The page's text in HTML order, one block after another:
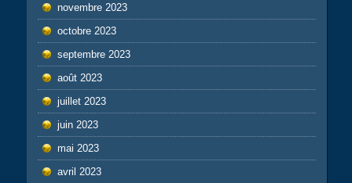
novembre 2023
octobre 2023
septembre 2023
août 2023
juillet 2023
juin 2023
mai 2023
avril 2023